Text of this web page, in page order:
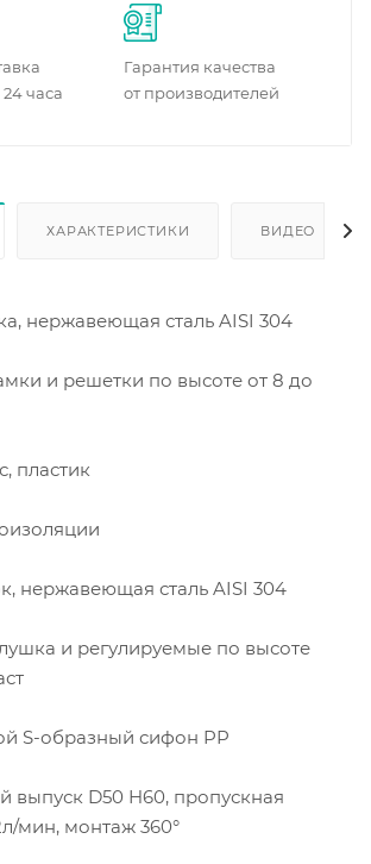
часа
Гарантия качества
от производителей
ХАРАКТЕРИСТИКИ ВИДЕО
нержавеющая сталь AISI 304
и решетки по высоте от 8 до
пластик
нержавеющая сталь AISI 304
и регулируемые по высоте
S-образный сифон PP
выпуск D50 H60, пропускная
мин, монтаж 360°